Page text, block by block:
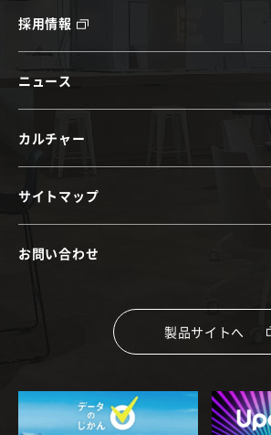
採用情報
ニュース
カルチャー
サイトマップ
お問い合わせ
製品サイトへ